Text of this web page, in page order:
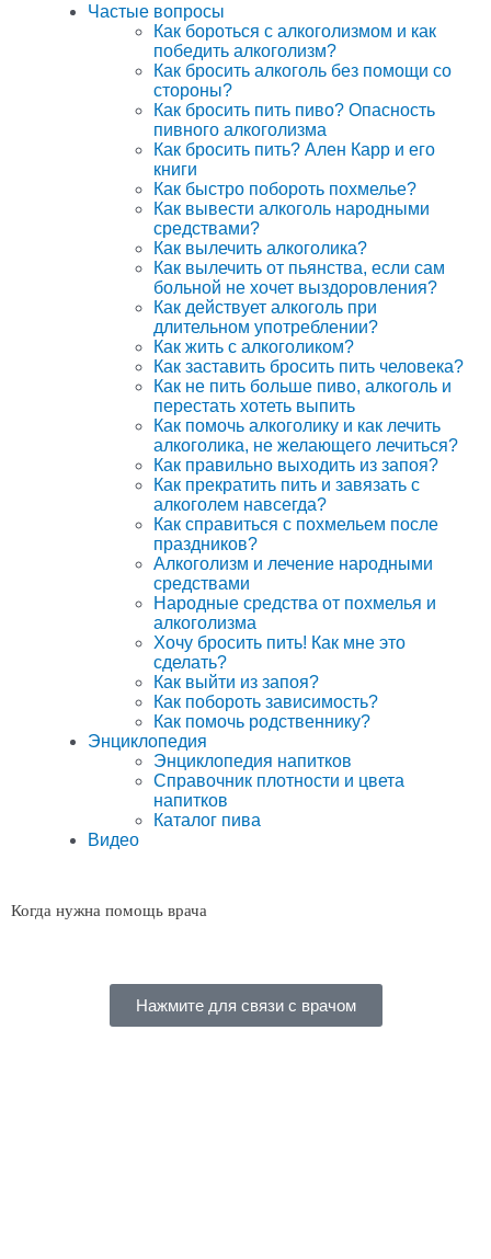
Частые вопросы
Как бороться с алкоголизмом и как
победить алкоголизм?
Как бросить алкоголь без помощи со
стороны?
Как бросить пить пиво? Опасность
пивного алкоголизма
Как бросить пить? Ален Карр и его
книги
Как быстро побороть похмелье?
Как вывести алкоголь народными
средствами?
Как вылечить алкоголика?
Как вылечить от пьянства, если сам
больной не хочет выздоровления?
Как действует алкоголь при
длительном употреблении?
Как жить с алкоголиком?
Как заставить бросить пить человека?
Как не пить больше пиво, алкоголь и
перестать хотеть выпить
Как помочь алкоголику и как лечить
алкоголика, не желающего лечиться?
Как правильно выходить из запоя?
Как прекратить пить и завязать с
алкоголем навсегда?
Как справиться с похмельем после
праздников?
Алкоголизм и лечение народными
средствами
Народные средства от похмелья и
алкоголизма
Хочу бросить пить! Как мне это
сделать?
Как выйти из запоя?
Как побороть зависимость?
Как помочь родственнику?
Энциклопедия
Энциклопедия напитков
Справочник плотности и цвета
напитков
Каталог пива
Видео
Когда нужна помощь врача
Нажмите для связи с врачом